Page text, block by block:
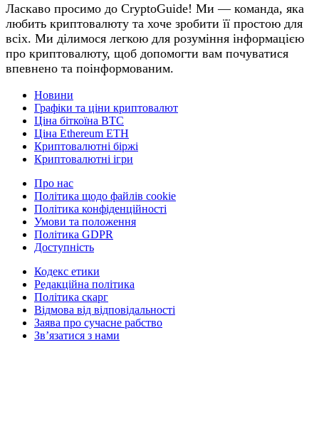
Ласкаво просимо до CryptoGuide! Ми — команда, яка
любить криптовалюту та хоче зробити її простою для
всіх. Ми ділимося легкою для розуміння інформацією
про криптовалюту, щоб допомогти вам почуватися
впевнено та поінформованим.
Новини
Графіки та ціни криптовалют
Ціна біткоїна BTC
Ціна Ethereum ETH
Криптовалютні біржі
Криптовалютні ігри
Про нас
Політика щодо файлів cookie
Політика конфіденційності
Умови та положення
Політика GDPR
Доступність
Кодекс етики
Редакційна політика
Політика скарг
Відмова від відповідальності
Заява про сучасне рабство
Зв’язатися з нами